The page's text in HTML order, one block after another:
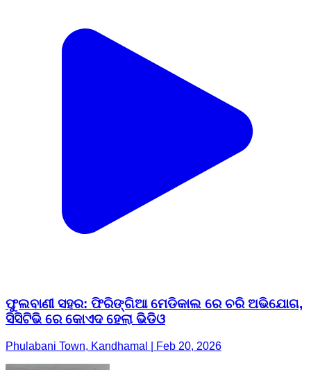
ଫୁଲବାଣୀ ସହର: ଫିରିଙ୍ଗିଆ ମେଡିକାଲ ରେ ଚରି ଅଭିଯୋଗ,
ସିସିଟିଭି ରେ କୋଏଦ ହେଲା ଭିଡିଓ
Phulabani Town, Kandhamal | Feb 20, 2026